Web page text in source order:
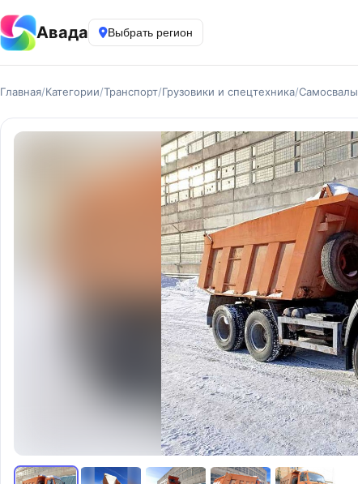
Авада Выбрать регион
Главная/Категории/Транспорт/Грузовики и спецтехника/Самосвалы